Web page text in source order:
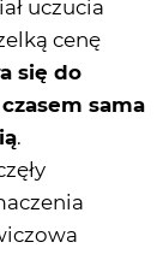
uczucia
cenę
się do
sama
.